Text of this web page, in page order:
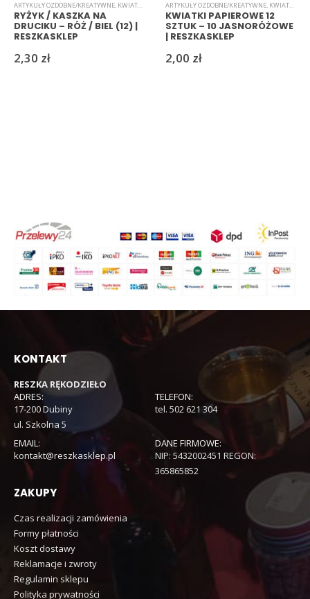
ARTYKUŁY OZDOBNE/KREATYWNE, KWIATKI
RYŻYK / KASZKA NA
DRUCIKU – RÓŻ / BIEL (12) |
RESZKASKLEP
2,30 zł
ARTYKUŁY OZDOBNE/KREATYWNE, KWIATKI
KWIATKI PAPIEROWE 12
SZTUK – 10 JASNORÓŻOWE
| RESZKASKLEP
2,00 zł
KONTAKT
RESZKA RĘKODZIEŁO
ADRES:
17-200 Dubiny
ul. Szkolna 5
TELEFON:
tel. 502 621 304
EMAIL:
kontakt@reszkasklep.pl
DANE FIRMOWE:
NIP: 5432002451 REGON:
365865852
ZAKUPY
Czas realizacji zamówienia
Formy płatności
Koszt dostawy
Reklamacje i zwroty
Regulamin sklepu
Polityka prywatności